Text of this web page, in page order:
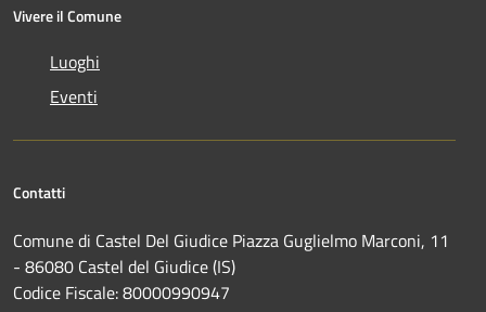
Vivere il Comune
Luoghi
Eventi
Contatti
Comune di Castel Del Giudice Piazza Guglielmo Marconi, 11
- 86080 Castel del Giudice (IS)
Codice Fiscale: 80000990947